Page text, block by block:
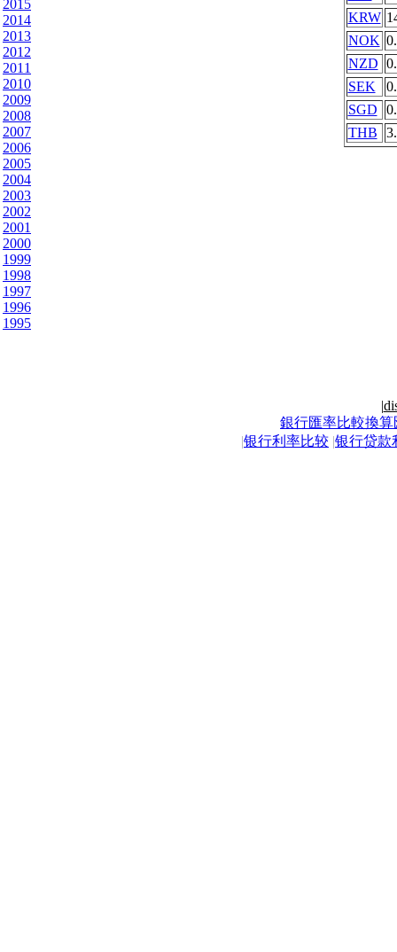
2015
2014
2013
2012
2011
2010
2009
2008
2007
2006
2005
2004
2003
2002
2001
2000
1999
1998
1997
1996
1995
KRW
NOK
NZD
SEK
SGD
THB
|
銀行匯率比較換算
|银行利率比较 |银行贷款